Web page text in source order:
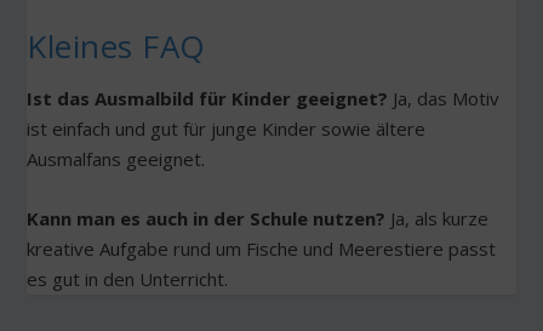
Kleines FAQ
Ist das Ausmalbild für Kinder geeignet? Ja, das Motiv
ist einfach und gut für junge Kinder sowie ältere
Ausmalfans geeignet.
Kann man es auch in der Schule nutzen? Ja, als kurze
kreative Aufgabe rund um Fische und Meerestiere passt
es gut in den Unterricht.